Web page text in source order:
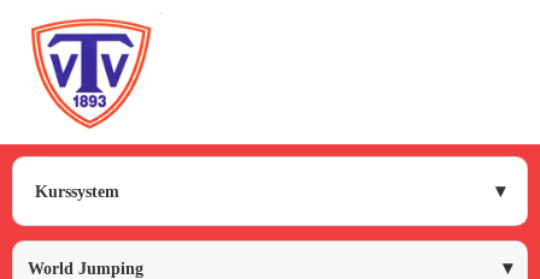
Kurssystem
World Jumping